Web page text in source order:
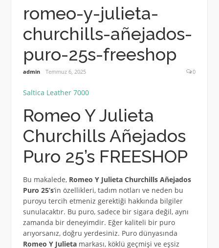
romeo-y-julieta-
churchills-añejados-
puro-25s-freeshop
admin Temmuz 6, 2025 0
Saltica Leather 7000
Romeo Y Julieta
Churchills Añejados
Puro 25’s FREESHOP
Bu makalede, Romeo Y Julieta Churchills Añejados
Puro 25’s‘in özellikleri, tadım notları ve neden bu
puroyu tercih etmeniz gerektiği hakkında bilgiler
sunulacaktır. Bu puro, sadece bir sigara değil, aynı
zamanda bir deneyimdir. Eğer kaliteli bir puro
arıyorsanız, doğru yerdesiniz. Puro dünyasında
Romeo Y Julietamarkası, köklü geçmişi ve eşsiz